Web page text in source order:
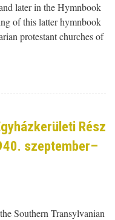
later in the Hymnbook
of this latter hymnbook
protestant churches of
Rész
szeptember–
Southern Transylvanian